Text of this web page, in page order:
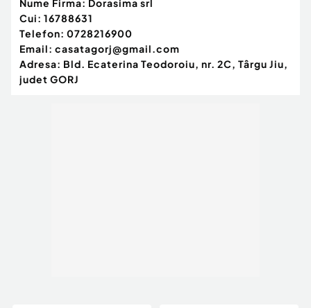
Nume Firma: Dorasima srl
Cui: 16788631
Telefon: 0728216900
Email: casatagorj@gmail.com
Adresa: Bld. Ecaterina Teodoroiu, nr. 2C, Târgu Jiu,
judet GORJ